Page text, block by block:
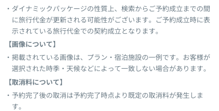
ダイナミックパッケージの性質上、検索からご予約成立までの間
に旅行代金が更新される可能性がございます。ご予約成立時に表
示されている旅行代金での契約成立となります。
【画像について】
掲載されている画像は、プラン・宿泊施設の一例です。お客様が
選択された時季・天候などによって一致しない場合があります。
【取消料について】
予約完了後の取消は予約完了時点より既定の取消料が発生しま
す。